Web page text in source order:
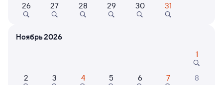
Дербент
от 7 ⁠000 ⁠₽
26 27 28 29 30 31
Ноябрь 2026
1
2 3 4 5 6 7 8